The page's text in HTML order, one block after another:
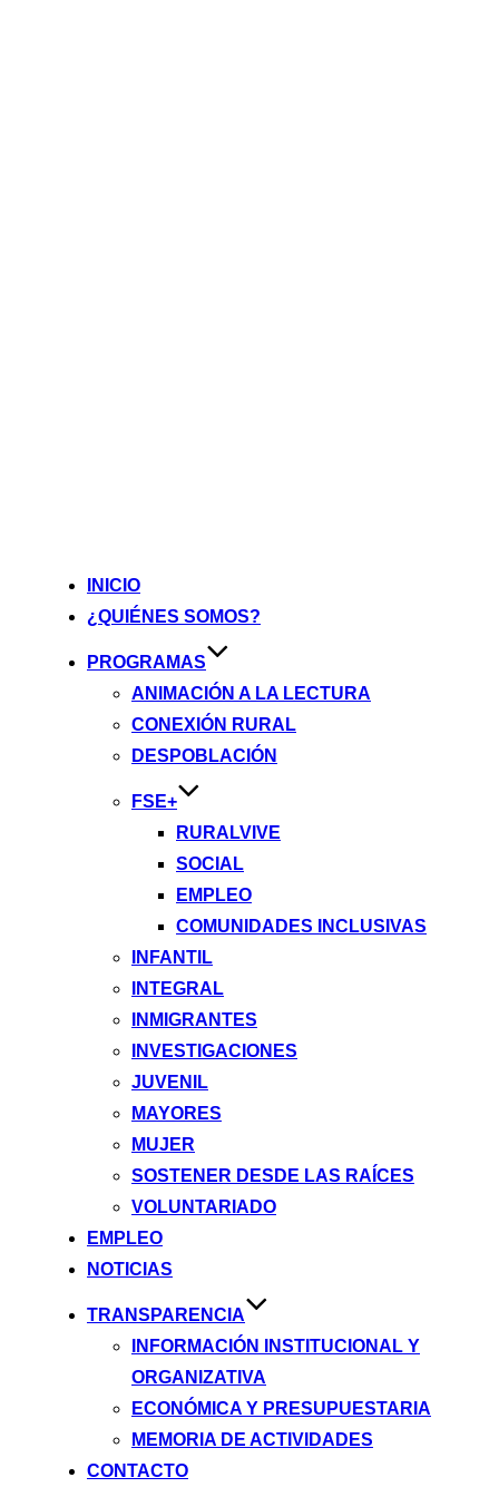
INICIO
¿QUIÉNES SOMOS?
PROGRAMAS
ANIMACIÓN A LA LECTURA
CONEXIÓN RURAL
DESPOBLACIÓN
FSE+
RURALVIVE
SOCIAL
EMPLEO
COMUNIDADES INCLUSIVAS
INFANTIL
INTEGRAL
INMIGRANTES
INVESTIGACIONES
JUVENIL
MAYORES
MUJER
SOSTENER DESDE LAS RAÍCES
VOLUNTARIADO
EMPLEO
NOTICIAS
TRANSPARENCIA
INFORMACIÓN INSTITUCIONAL Y
ORGANIZATIVA
ECONÓMICA Y PRESUPUESTARIA
MEMORIA DE ACTIVIDADES
CONTACTO